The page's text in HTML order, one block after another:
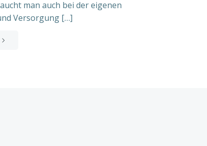
man auch bei der eigenen
Versorgung […]